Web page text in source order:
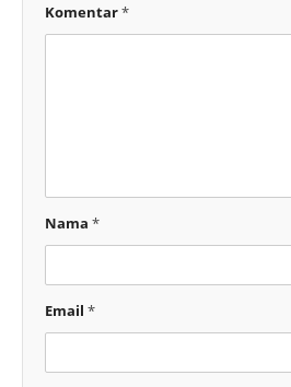
Komentar*
Nama *
Email *